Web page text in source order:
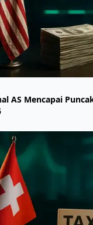
AS Mencapai